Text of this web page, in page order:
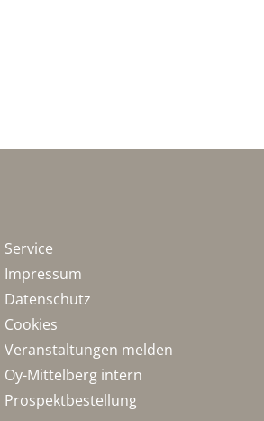
Service
Impressum
Datenschutz
Cookies
Veranstaltungen melden
Oy-Mittelberg intern
Prospektbestellung